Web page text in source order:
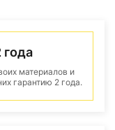
года
материалов и
гарантию 2 года.